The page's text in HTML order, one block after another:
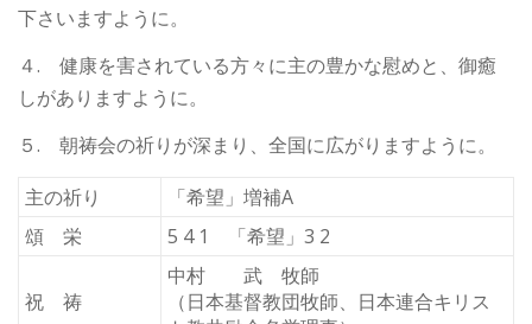
下さいますように。
４. 健康を害されている方々に主の豊かな慰めと、御癒
しがありますように。
５. 朝祷会の祈りが深まり、全国に広がりますように。
主の祈り
「希望」増補A
頌 栄
5 4 1 「希望」3 2
祝 祷
中村 武 牧師
（日本基督教団牧師、日本連合キリス